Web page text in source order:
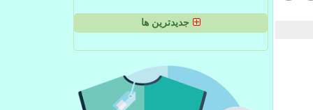
جدیدترین ها